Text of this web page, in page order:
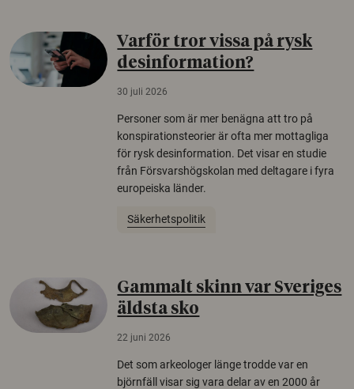
Varför tror vissa på rysk
desinformation?
30 juli 2026
Personer som är mer benägna att tro på
konspirationsteorier är ofta mer mottagliga
för rysk desinformation. Det visar en studie
från Försvarshögskolan med deltagare i fyra
europeiska länder.
Säkerhetspolitik
Gammalt skinn var Sveriges
äldsta sko
22 juni 2026
Det som arkeologer länge trodde var en
björnfäll visar sig vara delar av en 2000 år